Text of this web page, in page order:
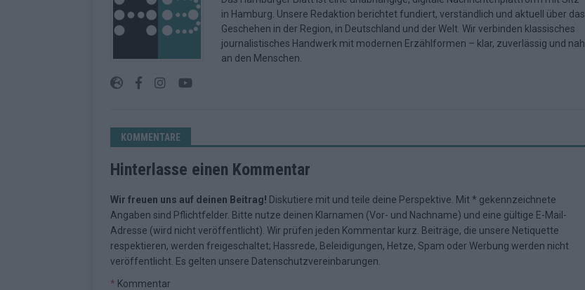
in Hamburg. Unsere Redaktion berichtet fundiert, verständlich und aktuell über das
Geschehen in der Region, in Deutschland und der Welt. Wir verbinden klassisches
journalistisches Handwerk mit modernen Erzählformen – klar, zuverlässig und nah
an den Menschen.
KOMMENTARE
Hinterlasse einen Kommentar
Wir freuen uns auf deinen Beitrag! Diskutiere mit und teile deine Perspektive. Mit * gekennzeichnete
Angaben sind Pflichtfelder. Bitte nutze deinen Klarnamen (Vor- und Nachname) und eine gültige E-Mail-
Adresse (wird nicht veröffentlicht). Wir prüfen jeden Kommentar kurz. Beiträge, die unsere Netiquette
respektieren, werden freigeschaltet; Hassrede, Beleidigungen, Hetze, Spam oder Werbung werden nicht
veröffentlicht. Es gelten unsere Datenschutzvereinbarungen
* Kommentar